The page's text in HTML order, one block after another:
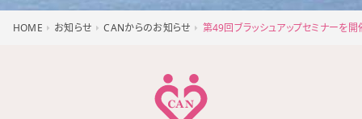
HOME お知らせ CANからのお知らせ 第49回ブラッシュアップセミナーを開